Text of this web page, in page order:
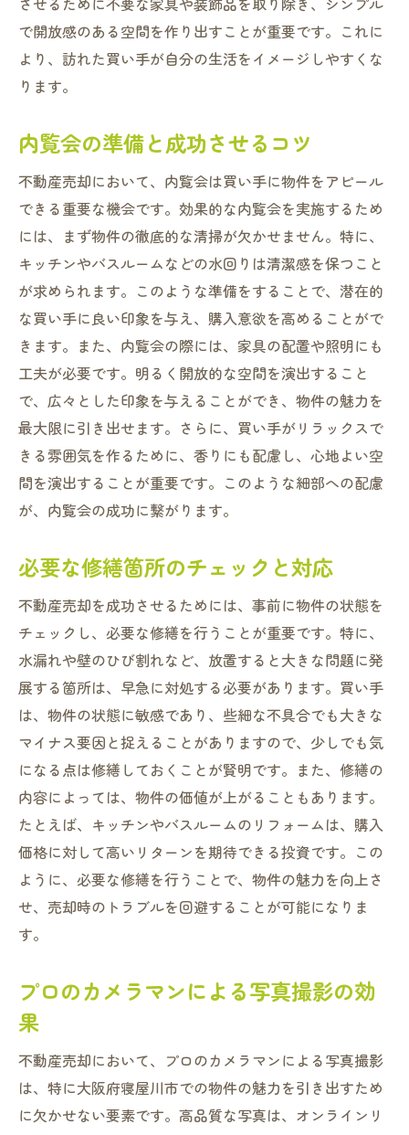
で開放感のある空間を作り出すことが重要です。これに
より、訪れた買い手が自分の生活をイメージしやすくな
ります。
内覧会の準備と成功させるコツ
不動産売却において、内覧会は買い手に物件をアピール
できる重要な機会です。効果的な内覧会を実施するため
には、まず物件の徹底的な清掃が欠かせません。特に、
キッチンやバスルームなどの水回りは清潔感を保つこと
が求められます。このような準備をすることで、潜在的
な買い手に良い印象を与え、購入意欲を高めることがで
きます。また、内覧会の際には、家具の配置や照明にも
工夫が必要です。明るく開放的な空間を演出すること
で、広々とした印象を与えることができ、物件の魅力を
最大限に引き出せます。さらに、買い手がリラックスで
きる雰囲気を作るために、香りにも配慮し、心地よい空
間を演出することが重要です。このような細部への配慮
が、内覧会の成功に繋がります。
必要な修繕箇所のチェックと対応
不動産売却を成功させるためには、事前に物件の状態を
チェックし、必要な修繕を行うことが重要です。特に、
水漏れや壁のひび割れなど、放置すると大きな問題に発
展する箇所は、早急に対処する必要があります。買い手
は、物件の状態に敏感であり、些細な不具合でも大きな
マイナス要因と捉えることがありますので、少しでも気
になる点は修繕しておくことが賢明です。また、修繕の
内容によっては、物件の価値が上がることもあります。
たとえば、キッチンやバスルームのリフォームは、購入
価格に対して高いリターンを期待できる投資です。この
ように、必要な修繕を行うことで、物件の魅力を向上さ
せ、売却時のトラブルを回避することが可能になりま
す。
プロのカメラマンによる写真撮影の効
果
不動産売却において、プロのカメラマンによる写真撮影
は、特に大阪府寝屋川市での物件の魅力を引き出すため
に欠かせない要素です。高品質な写真は、オンラインリ